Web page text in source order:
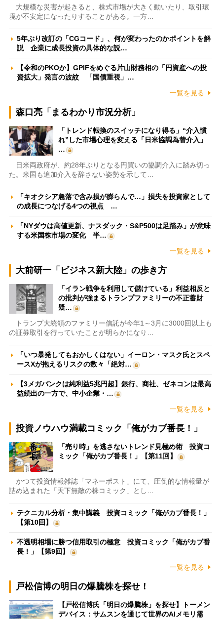
大規模な災害が起きると、株式市場が大きく動いたり、取引環
境が不安定になったりすることがある。一方…
5年ぶり改訂の「CGコード」、何が変わったのかポイントを解
説 企業に成長投資の具体的な説…
【令和のPKOか】GPIFをめぐる片山財務相の「円資産への投
資拡大」発言の波紋 「国債重視」…
一覧を見る
森口亮「まるわかり市況分析」
「トレンド転換のスイッチになり得る」“介入慣
れ”した市場心理を変える「日米協調為替介入」
…
日米両政府が、約28年ぶりとなる円買いの協調介入に踏み切っ
た。米国も追加介入を辞さない姿勢を示して…
「キオクシア急落で含み損が膨らんで…」損失を投資家として
の成長につなげる4つの視点 …
「NYダウは高値更新、ナスダック・S&P500は足踏み」が意味
する米国株市場の変化 半…
一覧を見る
大前研一「ビジネス新大陸」の歩き方
「イラン戦争を利用して儲けている」利益相反と
の批判が強まるトランプファミリーの不正蓄財
疑…
トランプ大統領のファミリー信託が今年1～3月に3000回以上も
の証券取引を行っていたことが明らかになり…
「いつ暴発してもおかしくはない」イーロン・マスク氏とスペ
ースXが抱えるリスクの数々「絶対…
【3メガバンクは純利益5兆円超】銀行、商社、ゼネコンは最高
益続出の一方で、中小企業・…
一覧を見る
投資ノウハウ満載コミック「俺がカブ番長！」
「売り時」を逃さないトレンド見極め術 投資コ
ミック「俺がカブ番長！」【第11回】
かつて投資情報雑誌「マネーポスト」にて、圧倒的な情報量が
詰め込まれた「天下無敵の株コミック」とし…
テクニカル分析・集中講義 投資コミック「俺がカブ番長！」
【第10回】
不透明相場に勝つ信用取引の極意 投資コミック「俺がカブ番
長！」【第9回】
一覧を見る
戸松信博の明日の爆騰株を探せ！
【戸松信博氏「明日の爆騰株」を探せ】トーメン
デバイス：サムスンを通じて世界のAIメモリ需